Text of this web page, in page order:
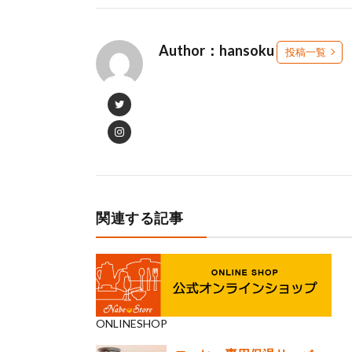
Author：hansoku 投稿一覧
関連する記事
ONLINESHOP